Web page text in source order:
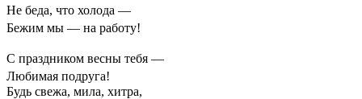
Не беда, что холода —
Бежим мы — на работу!
С праздником весны тебя —
Любимая подруга!
Будь свежа, мила, хитра,